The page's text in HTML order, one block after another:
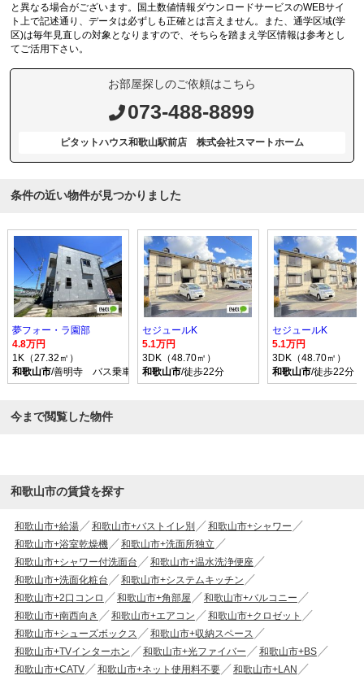
と異なる場合がございます。国土数値情報ダウンロードサービスのWEBサイ
ト上で記述通り、データは必ずしも正確とは言えません。また、通学区域(学
区)は毎年見直しの対象となりますので、そちらを踏まえ学区情報は参考とし
てご活用下さい。
お部屋探しのご依頼はこちら
073-488-8899
ピタットハウス和歌山駅前店 株式会社スマートホーム
条件の近い物件が見つかりました
夢フォー・ラ園部
4.8万円
1K（27.32㎡）
和歌山市/善明寺 バス乗車時間12分 停歩6分
セジュールK
5.1万円
3DK（48.70㎡）
和歌山市/徒歩22分
セジュールK
5.1万円
3DK（48.70㎡）
和歌山市/徒歩22分
今まで閲覧した物件
和歌山市の賃貸を探す
和歌山市+給湯 和歌山市+バストイレ別
和歌山市+シャワー
和歌山市+浴室乾燥機
和歌山市+洗面所独立
和歌山市+シャワー付洗面台
和歌山市+温水洗浄便座
和歌山市+洗面化粧台
和歌山市+システムキッチン
和歌山市+2口コンロ
和歌山市+角部屋
和歌山市+バルコニー
和歌山市+南西向き
和歌山市+エアコン
和歌山市+クロゼット
和歌山市+シューズボックス
和歌山市+収納スペース
和歌山市+TVインターホン
和歌山市+光ファイバー
和歌山市+BS
和歌山市+CATV
和歌山市+ネット使用料不要
和歌山市+LAN